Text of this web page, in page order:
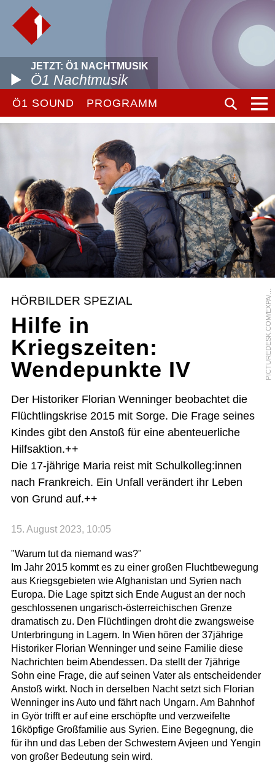
JETZT: Ö1 NACHTMUSIK
Ö1 Nachtmusik
Ö1 SOUND PROGRAMM
P
I
C
T
U
R
E
D
E
S
K
.
C
O
M
/
E
X
P
A
/
P
I
X
S
E
L
L
HÖRBILDER SPEZIAL
Hilfe in
Kriegszeiten:
Wendepunkte IV
Der Historiker Florian Wenninger beobachtet die
Flüchtlingskrise 2015 mit Sorge. Die Frage seines
Kindes gibt den Anstoß für eine abenteuerliche
Hilfsaktion.++
Die 17-jährige Maria reist mit Schulkolleg:innen
nach Frankreich. Ein Unfall verändert ihr Leben
von Grund auf.++
15. August 2023, 10:05
"Warum tut da niemand was?"
Im Jahr 2015 kommt es zu einer großen Fluchtbewegung
aus Kriegsgebieten wie Afghanistan und Syrien nach
Europa. Die Lage spitzt sich Ende August an der noch
geschlossenen ungarisch-österreichischen Grenze
dramatisch zu. Den Flüchtlingen droht die zwangsweise
Unterbringung in Lagern. In Wien hören der 37jährige
Historiker Florian Wenninger und seine Familie diese
Nachrichten beim Abendessen. Da stellt der 7jährige
Sohn eine Frage, die auf seinen Vater als entscheidender
Anstoß wirkt. Noch in derselben Nacht setzt sich Florian
Wenninger ins Auto und fährt nach Ungarn. Am Bahnhof
in Györ trifft er auf eine erschöpfte und verzweifelte
16köpfige Großfamilie aus Syrien. Eine Begegnung, die
für ihn und das Leben der Schwestern Avjeen und Yengin
von großer Bedeutung sein wird.